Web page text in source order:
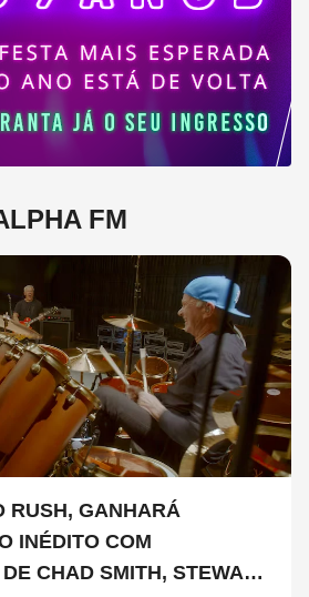
FM
RUSH, GANHARÁ
INÉDITO COM
CHAD SMITH, STEWART